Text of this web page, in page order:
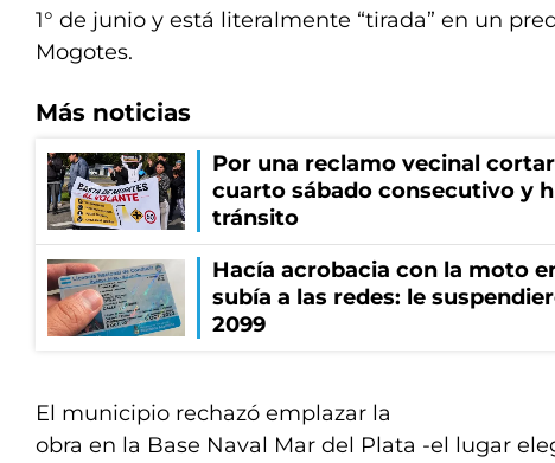
1° de junio y está literalmente “tirada” en un
Mogotes.
Más noticias
Por una reclamo vecinal
cuarto sábado consecutivo y
tránsito
Hacía acrobacia con la moto
subía a las redes: le
2099
El municipio rechazó emplazar la
obra en la Base Naval Mar del Plata -el lugar